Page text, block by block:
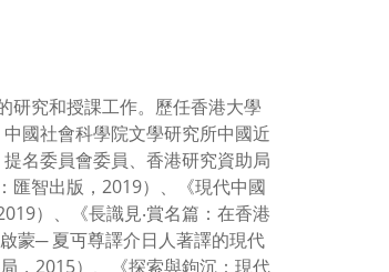
研究和授課工作。歷任香港大學
國社會科學院文學研究所中國近
名委員會委員、香港研究資助局
匯智出版，2019）、《現代中國
）、《長識見‧賞名篇：在香港
蒙─ 夏丏尊譯介日人著譯的現代
，2015）、《探索與鉤沉：現代